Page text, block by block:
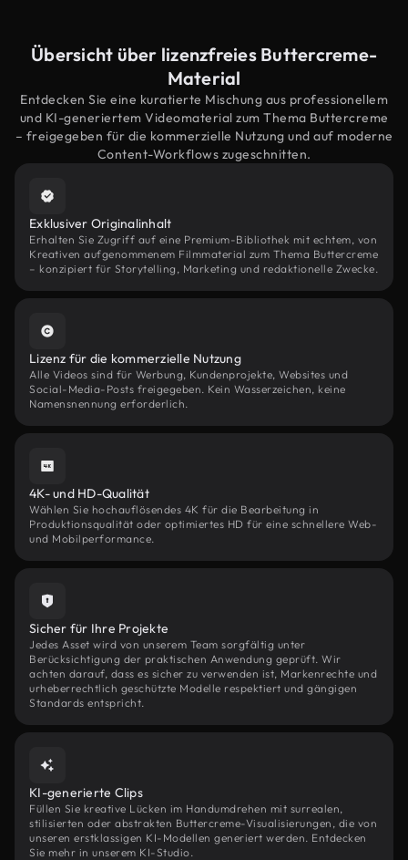
Übersicht über lizenzfreies Buttercreme-
Material
Entdecken Sie eine kuratierte Mischung aus professionellem
und KI-generiertem Videomaterial zum Thema Buttercreme
– freigegeben für die kommerzielle Nutzung und auf moderne
Content-Workflows zugeschnitten.
Exklusiver Originalinhalt
Erhalten Sie Zugriff auf eine Premium-Bibliothek mit echtem, von
Kreativen aufgenommenem Filmmaterial zum Thema Buttercreme
– konzipiert für Storytelling, Marketing und redaktionelle Zwecke.
Lizenz für die kommerzielle Nutzung
Alle Videos sind für Werbung, Kundenprojekte, Websites und
Social-Media-Posts freigegeben. Kein Wasserzeichen, keine
Namensnennung erforderlich.
4K- und HD-Qualität
Wählen Sie hochauflösendes 4K für die Bearbeitung in
Produktionsqualität oder optimiertes HD für eine schnellere Web-
und Mobilperformance.
Sicher für Ihre Projekte
Jedes Asset wird von unserem Team sorgfältig unter
Berücksichtigung der praktischen Anwendung geprüft. Wir
achten darauf, dass es sicher zu verwenden ist, Markenrechte und
urheberrechtlich geschützte Modelle respektiert und gängigen
Standards entspricht.
KI-generierte Clips
Füllen Sie kreative Lücken im Handumdrehen mit surrealen,
stilisierten oder abstrakten Buttercreme-Visualisierungen, die von
unseren erstklassigen KI-Modellen generiert werden. Entdecken
Sie mehr in unserem KI-Studio.